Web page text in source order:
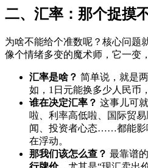
二、汇率：那个捉摸
为啥不能给个准数呢？核心问
像个情绪多变的魔术师，它一变
汇率是啥？ 简单说，就是
如，1日元能换多少人民币
谁在决定汇率？ 这事儿可
啦、利率高低啦、国际贸
闻、投资者心态……都能影
在浮动。
那我们该怎么查？ 最靠谱